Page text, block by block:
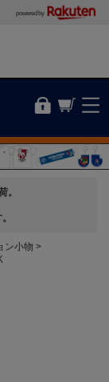
powered by
。
ン小物